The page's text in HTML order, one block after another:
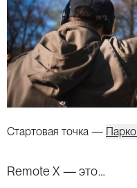
Стартовая точка —
Remote Х — это…